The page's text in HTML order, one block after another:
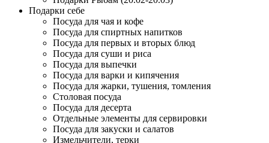
Подарки себе
Посуда для чая и кофе
Посуда для спиртных напитков
Посуда для первых и вторых блюд
Посуда для суши и риса
Посуда для выпечки
Посуда для варки и кипячения
Посуда для жарки, тушения, томления
Столовая посуда
Посуда для десерта
Отдельные элементы для сервировки
Посуда для закуски и салатов
Измельчители, терки